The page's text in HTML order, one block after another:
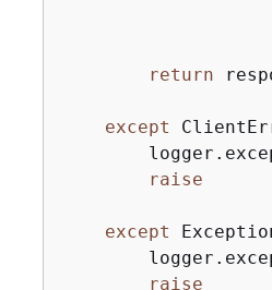
return
except
raise
except
raise